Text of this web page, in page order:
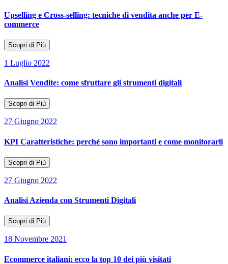
Upselling e Cross-selling: tecniche di vendita anche per E-
commerce
Scopri di Più
1 Luglio 2022
Analisi Vendite: come sfruttare gli strumenti digitali
Scopri di Più
27 Giugno 2022
KPI Caratteristiche: perché sono importanti e come monitorarli
Scopri di Più
27 Giugno 2022
Analisi Azienda con Strumenti Digitali
Scopri di Più
18 Novembre 2021
Ecommerce italiani: ecco la top 10 dei più visitati